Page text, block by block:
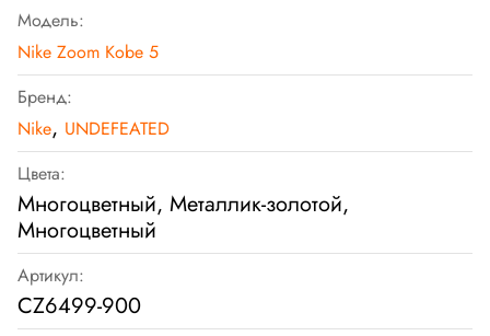
Модель:
Nike Zoom Kobe 5
Бренд:
Nike, UNDEFEATED
Цвета:
Многоцветный, Металлик-золотой,
Многоцветный
Артикул:
CZ6499-900